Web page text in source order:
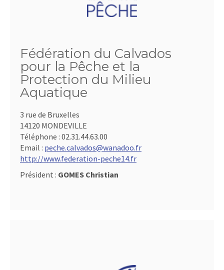
Fédération du Calvados
pour la Pêche et la
Protection du Milieu
Aquatique
3 rue de Bruxelles
14120 MONDEVILLE
Téléphone : 02.31.44.63.00
Email : peche.calvados@wanadoo.fr
http://www.federation-peche14.fr
Président : GOMES Christian